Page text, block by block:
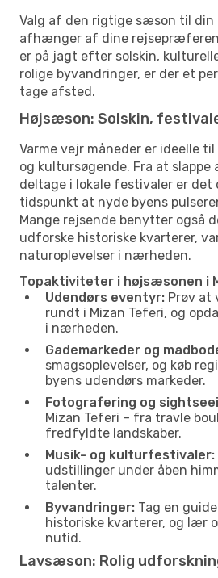
Valg af den rigtige sæson til din
afhænger af dine
er på jagt efter solskin,
rolige byvandringer, er der et
tage afsted.
Højsæson: Solskin,
Varme vejr måneder er ideelle
og kultursøgende. Fra at
deltage i lokale festivaler er
tidspunkt at nyde byens
Mange rejsende benytter også
udforske historiske kvarterer,
naturoplevelser i nærheden.
Topaktiviteter i højsæsonen i
Udendørs eventyr: Prøv at
rundt i Mizan Teferi, og
i nærheden.
Gademarkeder og
smagsoplevelser, og køb
byens udendørs markeder.
Fotografering og
Mizan Teferi – fra travle
fredfyldte landskaber.
Musik- og kulturfestivaler:
udstillinger under åben
talenter.
Byvandringer: Tag en
historiske kvarterer, og lær
nutid.
Lavsæson: Rolig